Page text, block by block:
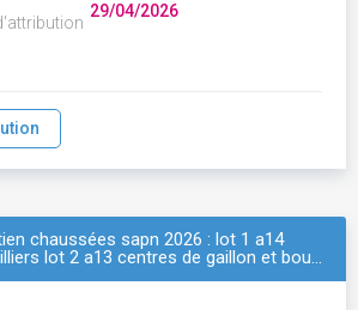
29/04/2026
chaussées sapn 2026 : lot 1 a14
lot 2 a13 centres de gaillon et bou…